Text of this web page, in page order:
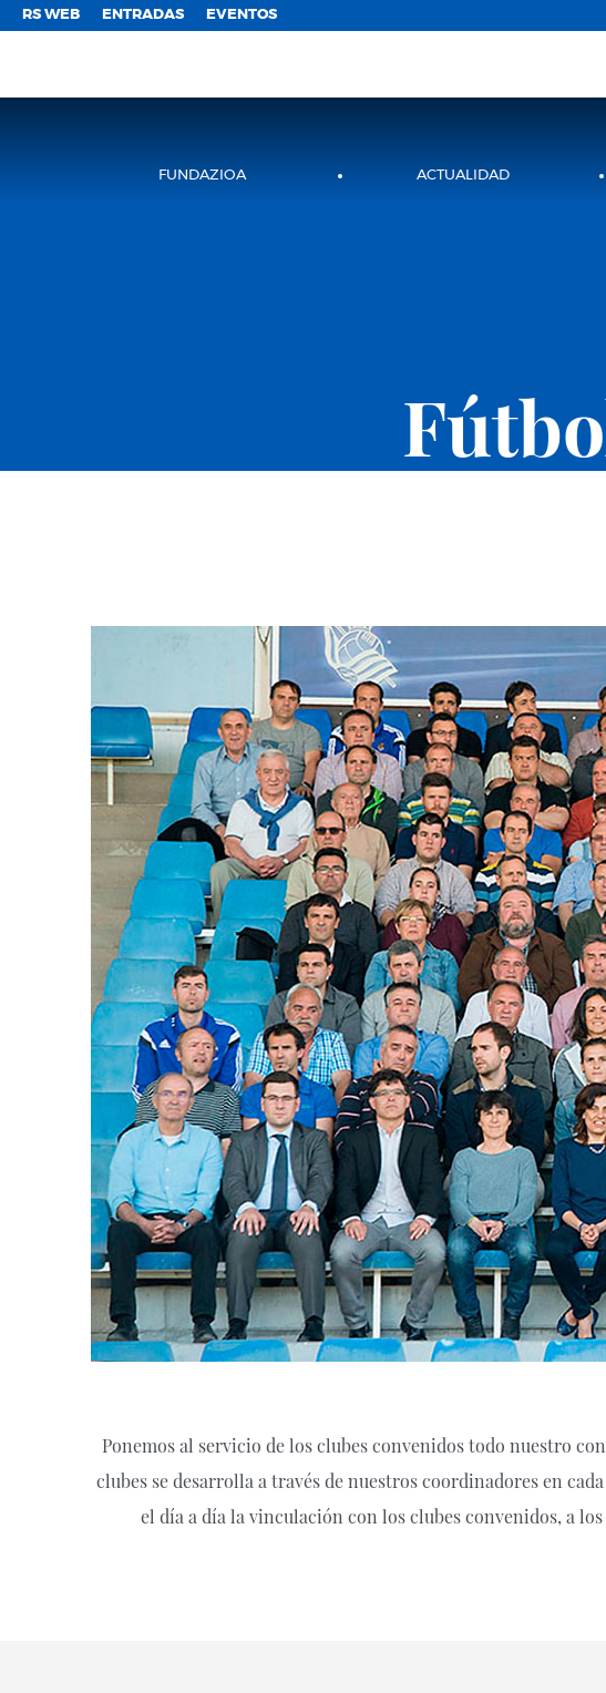
RS WEB ENTRADAS EVENTOS
FUNDAZIOA ACTUALIDAD
Ponemos al servicio de los clubes convenidos todo nuestro
clubes se desarrolla a través de nuestros coordinadores en
el día a día la vinculación con los clubes convenidos, a